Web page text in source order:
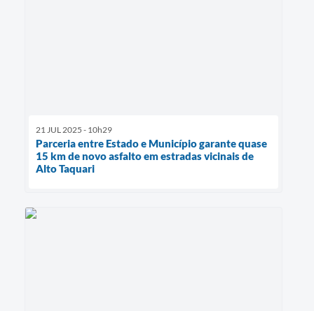
21 JUL 2025 - 10h29
Parceria entre Estado e Município garante quase
15 km de novo asfalto em estradas vicinais de
Alto Taquari